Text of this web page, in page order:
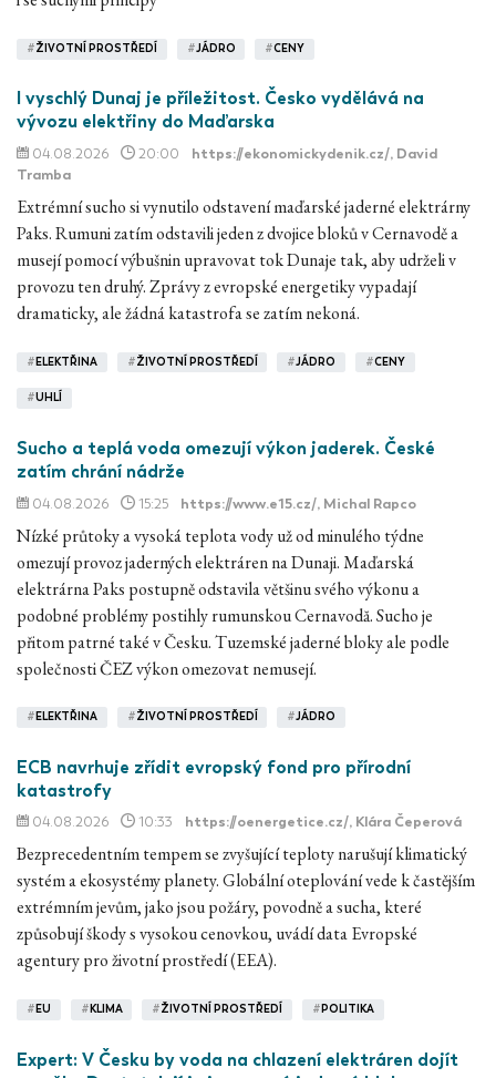
#ŽIVOTNÍ PROSTŘEDÍ #JÁDRO #CENY
I vyschlý Dunaj je příležitost. Česko vydělává na
vývozu elektřiny do Maďarska
04.08.2026 20:00 https://ekonomickydenik.cz/, David
Tramba
Extrémní sucho si vynutilo odstavení maďarské jaderné elektrárny
Paks. Rumuni zatím odstavili jeden z dvojice bloků v Cernavodě a
musejí pomocí výbušnin upravovat tok Dunaje tak, aby udrželi v
provozu ten druhý. Zprávy z evropské energetiky vypadají
dramaticky, ale žádná katastrofa se zatím nekoná.
# ELEKTŘINA #ŽIVOTNÍ PROSTŘEDÍ #JÁDRO #CENY
#UHLÍ
Sucho a teplá voda omezují výkon jaderek. České
zatím chrání nádrže
04.08.2026 15:25 https://www.e15.cz/, Michal Rapco
Nízké průtoky a vysoká teplota vody už od minulého týdne
omezují provoz jaderných elektráren na Dunaji. Maďarská
elektrárna Paks postupně odstavila většinu svého výkonu a
podobné problémy postihly rumunskou Cernavodă. Sucho je
přitom patrné také v Česku. Tuzemské jaderné bloky ale podle
společnosti ČEZ výkon omezovat nemusejí.
# ELEKTŘINA #ŽIVOTNÍ PROSTŘEDÍ #JÁDRO
ECB navrhuje zřídit evropský fond pro přírodní
katastrofy
04.08.2026 10:33 https://oenergetice.cz/, Klára Čeperová
Bezprecedentním tempem se zvyšující teploty narušují klimatický
systém a ekosystémy planety. Globální oteplování vede k častějším
extrémním jevům, jako jsou požáry, povodně a sucha, které
způsobují škody s vysokou cenovkou, uvádí data Evropské
agentury pro životní prostředí (EEA).
# EU # KLIMA #ŽIVOTNÍ PROSTŘEDÍ # POLITIKA
Expert: V Česku by voda na chlazení elektráren dojít